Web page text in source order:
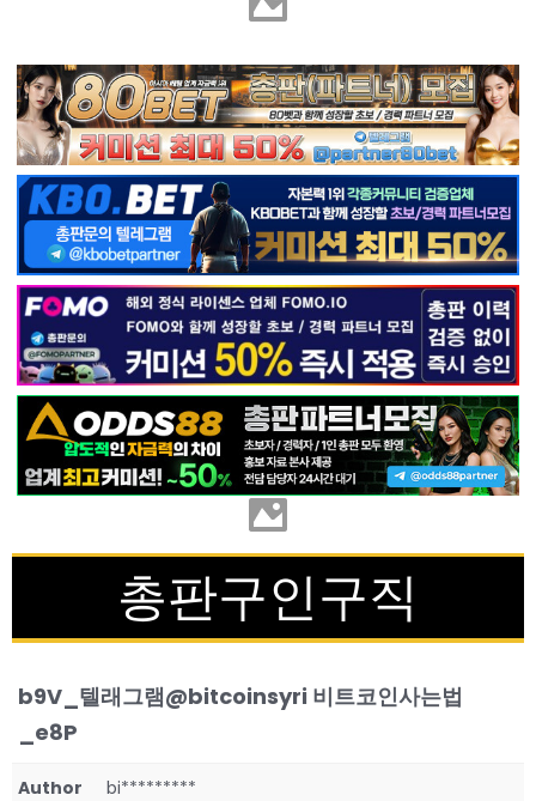
총판구인구직
b9V_텔래그램@bitcoinsyri 비트코인사는법
_e8P
Author bi*********